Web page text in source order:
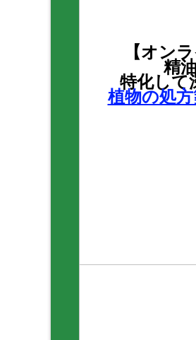
【オン
精
特化して
植物の処